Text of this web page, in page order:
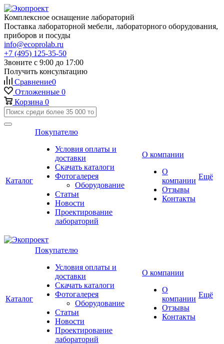
Комплексное оснащение лабораторий
Поставка лабораторной мебели, лабораторного оборудования,
приборов и посуды
info@ecoprolab.ru
+7 (495) 125-35-50
Звоните с 9:00 до 17:00
Получить консультацию
Сравнение0
Отложенные 0
Корзина 0
Каталог
Покупателю
Условия оплаты и
доставки
Скачать каталоги
Фотогалерея
Оборудование
Статьи
Новости
Проектирование
лабораторий
О компании
О
компании
Отзывы
Контакты
Ещё
Каталог
Покупателю
Условия оплаты и
доставки
Скачать каталоги
Фотогалерея
Оборудование
Статьи
Новости
Проектирование
лабораторий
О компании
О
компании
Отзывы
Контакты
Ещё